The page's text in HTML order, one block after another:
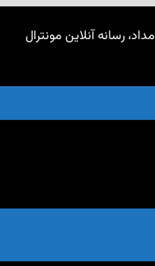
مداد، رسانه آنلاین مونترال